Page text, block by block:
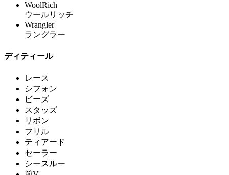
WoolRich
ウールリッチ
Wrangler
ラングラー
ディティール
レース
シフォン
ビーズ
スタッズ
リボン
フリル
ティアード
セーラー
シースルー